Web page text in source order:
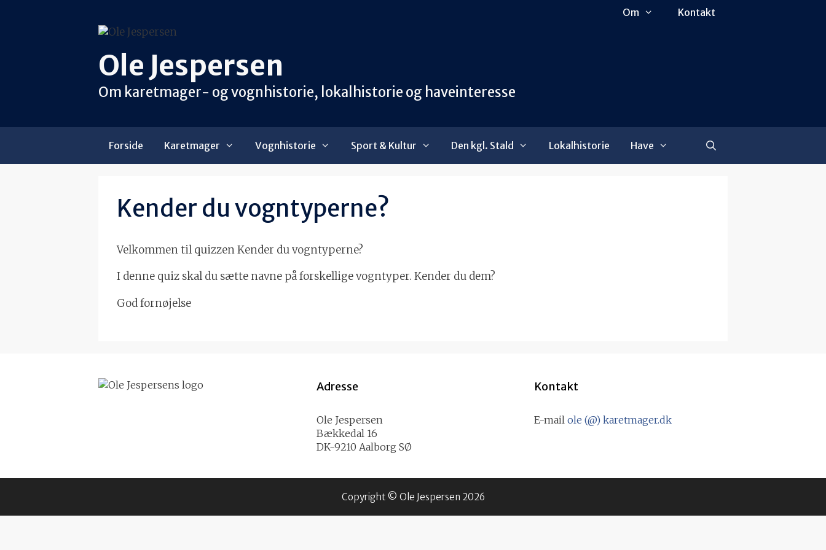
Om Kontakt
Ole Jespersen
Om karetmager- og vognhistorie, lokalhistorie og haveinteresse
Forside Karetmager Vognhistorie Sport & Kultur Den kgl. Stald Lokalhistorie Have
Kender du vogntyperne?
Velkommen til quizzen Kender du vogntyperne?
I denne quiz skal du sætte navne på forskellige vogntyper. Kender du dem?
God fornøjelse
Adresse
Ole Jespersen
Bækkedal 16
DK-9210 Aalborg SØ
Kontakt
E-mailole (@) karetmager.dk
Copyright © Ole Jespersen 2026